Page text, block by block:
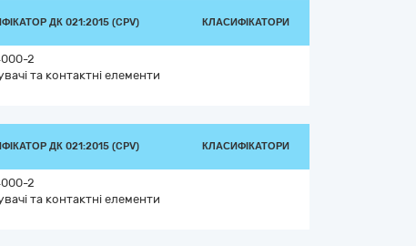
ДК 021:2015 (CPV) КЛАСИФІКАТОРИ
2
та контактні елементи
ДК 021:2015 (CPV) КЛАСИФІКАТОРИ
2
та контактні елементи